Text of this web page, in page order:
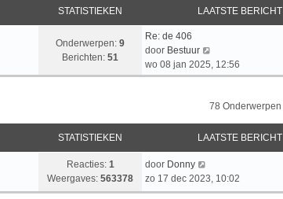
STATISTIEKEN LAATSTE BERICHT
Onderwerpen: 9
Berichten: 51
L
a
a
t
r
i
c
Re: de 406
door Bestuur
e
k
j
l
s
wo 08 jan 2025, 12:56
78 Onderwerpen
STATISTIEKEN LAATSTE BERICHT
Reacties: 1
Weergaves: 563378
L
a
a
door Donny
zo 17 dec 2023, 10:02